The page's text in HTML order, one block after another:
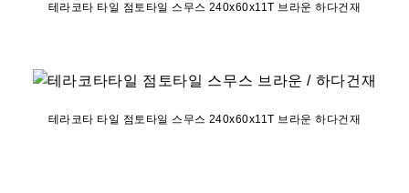
테라코타 타일 점토타일 스무스 240x60x11T 브라운 하다건재
테라코타 타일 점토타일 스무스 240x60x11T 브라운 하다건재